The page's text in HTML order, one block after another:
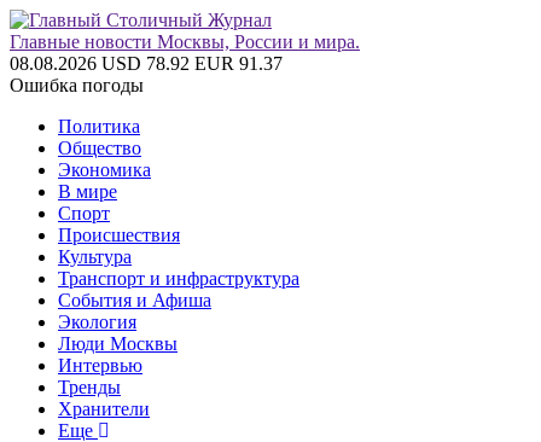
Главные новости Москвы, России и мира.
08.08.2026 USD 78.92 EUR 91.37
Ошибка погоды
Политика
Общество
Экономика
В мире
Спорт
Происшествия
Культура
Транспорт и инфраструктура
События и Афиша
Экология
Люди Москвы
Интервью
Тренды
Хранители
Еще